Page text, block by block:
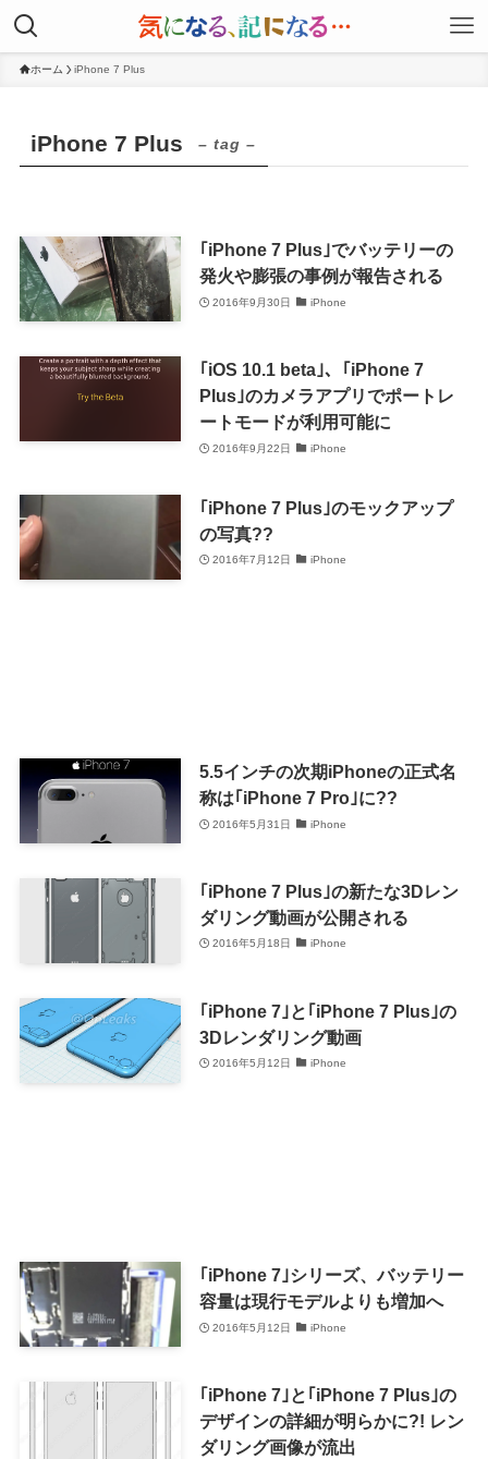
ホーム iPhone 7 Plus
iPhone 7 Plus – tag –
｢iPhone 7 Plus｣でバッテリーの
発火や膨張の事例が報告される
2016年9月30日 iPhone
｢iOS 10.1 beta｣、｢iPhone 7
Plus｣のカメラアプリでポートレ
ートモードが利用可能に
2016年9月22日 iPhone
｢iPhone 7 Plus｣のモックアップ
の写真??
2016年7月12日 iPhone
5.5インチの次期iPhoneの正式名
称は｢iPhone 7 Pro｣に??
2016年5月31日 iPhone
｢iPhone 7 Plus｣の新たな3Dレン
ダリング動画が公開される
2016年5月18日 iPhone
｢iPhone 7｣と｢iPhone 7 Plus｣の
3Dレンダリング動画
2016年5月12日 iPhone
｢iPhone 7｣シリーズ、バッテリー
容量は現行モデルよりも増加へ
2016年5月12日 iPhone
｢iPhone 7｣と｢iPhone 7 Plus｣の
デザインの詳細が明らかに?! レン
ダリング画像が流出